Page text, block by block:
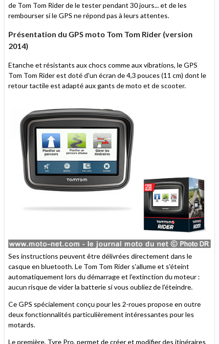
de Tom Tom Rider de le tester pendant 30 jours... et de les
rembourser si le GPS ne répond pas à leurs attentes.
Présentation du GPS moto Tom Tom Rider (version
2014)
Etanche et résistants aux chocs comme aux vibrations, le GPS
Tom Tom Rider est doté d'un écran de 4,3 pouces (11 cm) dont le
retour tactile est adapté aux gants de moto et de scooter.
Ses instructions peuvent être délivrées directement dans le
casque en bluetooth. Le Tom Tom Rider s'allume et s'éteint
automatiquement lors du démarrage et l'extinction du moteur :
aucun risque de vider la batterie si vous oubliez de l'éteindre.
Ce GPS spécialement conçu pour les 2-roues propose en outre
deux fonctionnalités particulièrement intéressantes pour les
motards.
Le première, Tyre Pro, permet de créer et modifier des itinéraires